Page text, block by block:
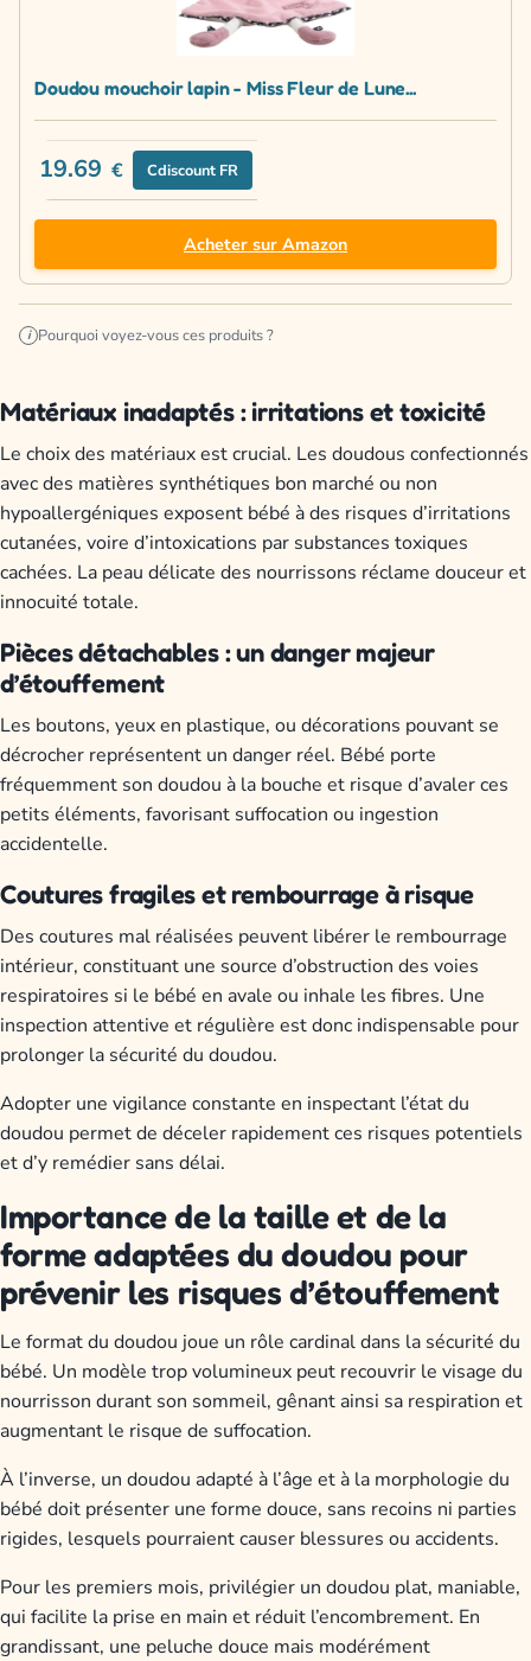
Doudou mouchoir lapin - Miss Fleur de Lune...
19.69 € Cdiscount FR
Acheter sur Amazon
i Pourquoi voyez-vous ces produits ?
Matériaux inadaptés : irritations et toxicité
Le choix des matériaux est crucial. Les doudous confectionnés
avec des matières synthétiques bon marché ou non
hypoallergéniques exposent bébé à des risques d’irritations
cutanées, voire d’intoxications par substances toxiques
cachées. La peau délicate des nourrissons réclame douceur et
innocuité totale.
Pièces détachables : un danger majeur
d’étouffement
Les boutons, yeux en plastique, ou décorations pouvant se
décrocher représentent un danger réel. Bébé porte
fréquemment son doudou à la bouche et risque d’avaler ces
petits éléments, favorisant suffocation ou ingestion
accidentelle.
Coutures fragiles et rembourrage à risque
Des coutures mal réalisées peuvent libérer le rembourrage
intérieur, constituant une source d’obstruction des voies
respiratoires si le bébé en avale ou inhale les fibres. Une
inspection attentive et régulière est donc indispensable pour
prolonger la sécurité du doudou.
Adopter une vigilance constante en inspectant l’état du
doudou permet de déceler rapidement ces risques potentiels
et d’y remédier sans délai.
Importance de la taille et de la
forme adaptées du doudou pour
prévenir les risques d’étouffement
Le format du doudou joue un rôle cardinal dans la sécurité du
bébé. Un modèle trop volumineux peut recouvrir le visage du
nourrisson durant son sommeil, gênant ainsi sa respiration et
augmentant le risque de suffocation.
À l’inverse, un doudou adapté à l’âge et à la morphologie du
bébé doit présenter une forme douce, sans recoins ni parties
rigides, lesquels pourraient causer blessures ou accidents.
Pour les premiers mois, privilégier un doudou plat, maniable,
qui facilite la prise en main et réduit l’encombrement. En
grandissant, une peluche douce mais modérément